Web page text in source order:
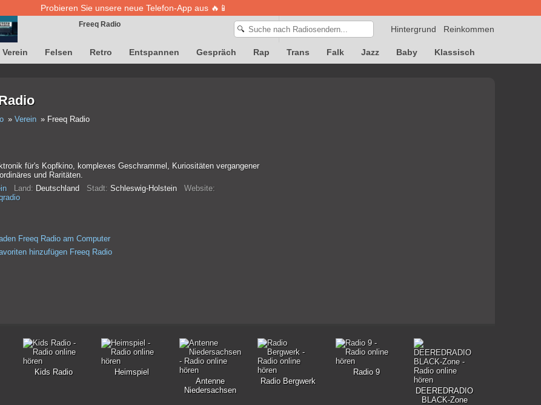
Probieren Sie unsere neue Telefon-App aus 🔥📱
Reinkommen
Hintergrund
🔍
Freeq Radio
Verein Felsen Retro Entspannen Gespräch Rap Trans Falk Jazz Baby Klassisch
Verein Freeq Radio
für's Kopfkino, komplexes Geschrammel, Kuriositäten vergangener
und Raritäten.
Land: Deutschland Stadt: Schleswig-Holstein Website:
Freeq Radio am Computer
hinzufügen Freeq Radio
Kids Radio
Heimspiel
Antenne
Niedersachsen
Radio Bergwerk
Radio 9
DEEREDRADIO
BLACK-Zone